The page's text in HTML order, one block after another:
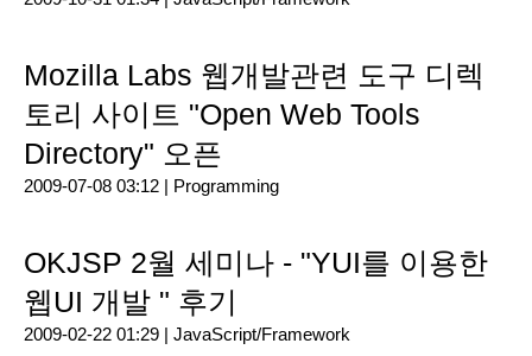
Mozilla Labs 웹개발관련 도구 디렉
토리 사이트 "Open Web Tools
Directory" 오픈
2009-07-08 03:12 | Programming
OKJSP 2월 세미나 - "YUI를 이용한
웹UI 개발 " 후기
2009-02-22 01:29 | JavaScript/Framework